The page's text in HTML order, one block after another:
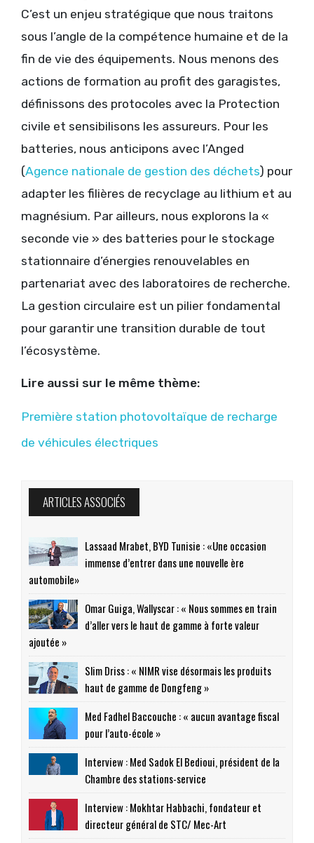
C’est un enjeu stratégique que nous traitons
sous l’angle de la compétence humaine et de la
fin de vie des équipements. Nous menons des
actions de formation au profit des garagistes,
définissons des protocoles avec la Protection
civile et sensibilisons les assureurs. Pour les
batteries, nous anticipons avec l’Anged
(Agence nationale de gestion des déchets) pour
adapter les filières de recyclage au lithium et au
magnésium. Par ailleurs, nous explorons la «
seconde vie » des batteries pour le stockage
stationnaire d’énergies renouvelables en
partenariat avec des laboratoires de recherche.
La gestion circulaire est un pilier fondamental
pour garantir une transition durable de tout
l’écosystème.
Lire aussi sur le même thème:
Première station photovoltaïque de recharge
de véhicules électriques
ARTICLES ASSOCIÉS
Lassaad Mrabet, BYD Tunisie : «Une occasion
immense d’entrer dans une nouvelle ère
automobile»
Omar Guiga, Wallyscar : « Nous sommes en train
d’aller vers le haut de gamme à forte valeur
ajoutée »
Slim Driss : « NIMR vise désormais les produits
haut de gamme de Dongfeng »
Med Fadhel Baccouche : « aucun avantage fiscal
pour l’auto-école »
Interview : Med Sadok El Bedioui, président de la
Chambre des stations-service
Interview : Mokhtar Habbachi, fondateur et
directeur général de STC/ Mec-Art